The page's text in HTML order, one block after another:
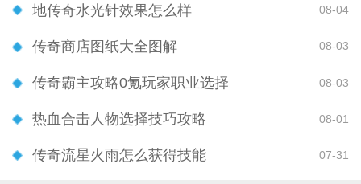
地传奇水光针效果怎么样 08-04
传奇商店图纸大全图解 08-03
传奇霸主攻略0氪玩家职业选择 08-03
热血合击人物选择技巧攻略 08-01
传奇流星火雨怎么获得技能 07-31